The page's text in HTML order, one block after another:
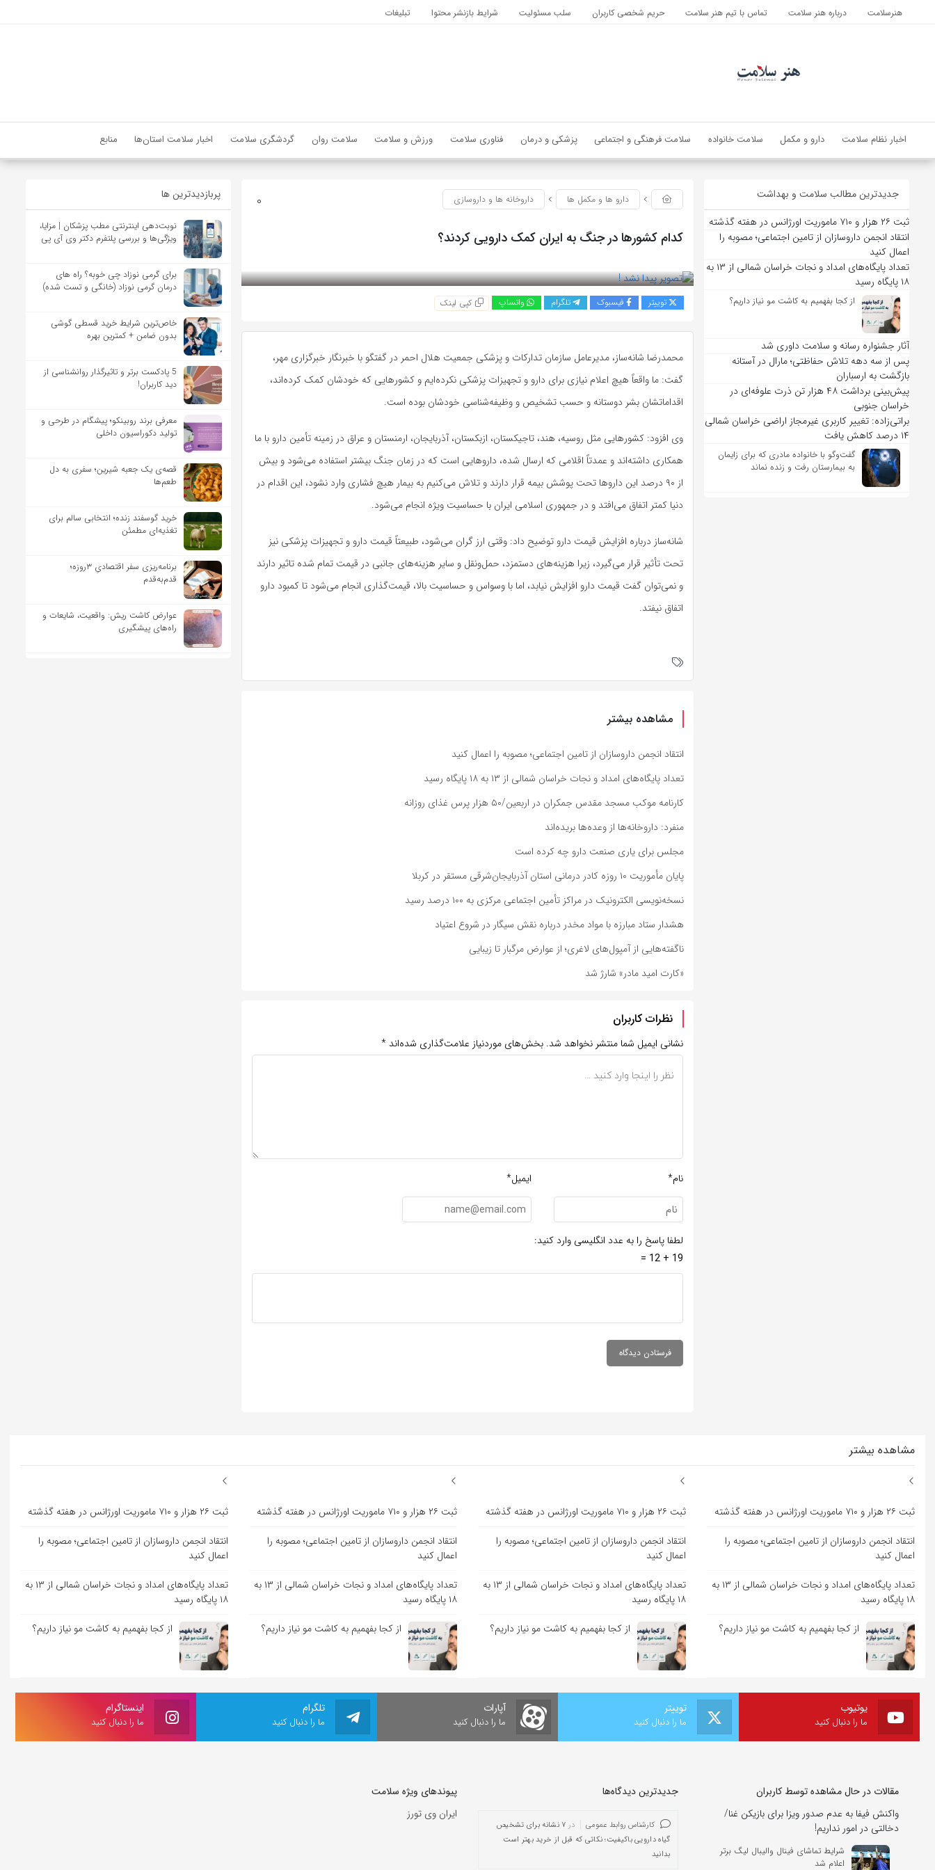
هنرسلامت درباره هنر سلامت تماس با تیم هنر سلامت حریم شخصی کاربران سلب مسئولیت شرایط بازنشر محتوا تبلیغات
اخبار نظام سلامت دارو و مکمل سلامت خانواده سلامت فرهنگی و اجتماعی پزشکی و درمان فناوری سلامت ورزش و سلامت سلامت روان گردشگری سلامت اخبار سلامت استان‌ها منابع
جدیدترین مطالب سلامت و بهداشت
ثبت ۲۶ هزار و ۷۱۰ ماموریت اورژانس در هفته گذشته
انتقاد انجمن داروسازان از تامین اجتماعی؛ مصوبه را
اعمال کنید
تعداد پایگاه‌های امداد و نجات خراسان شمالی از ۱۳ به
۱۸ پایگاه رسید
از کجا بفهمیم به کاشت مو نیاز داریم؟
آثار جشنواره رسانه و سلامت داوری شد
پس از سه دهه تلاش حفاظتی؛ مارال در آستانه
بازگشت به ارسباران
پیش‌بینی برداشت ۴۸ هزار تن ذرت علوفه‌ای در
خراسان جنوبی
براتی‌زاده: تغییر کاربری غیرمجاز اراضی خراسان شمالی
۱۴ درصد کاهش یافت
گفت‌وگو با خانواده مادری که برای زایمان
به بیمارستان رفت و زنده نماند
0 دارو ها و مکمل ها داروخانه ها و داروسازی
کدام کشورها در جنگ به ایران کمک دارویی کردند؟
توییتر فیسبوک تلگرام واتساپ کپی لینک
محمدرضا شانه‌ساز، مدیرعامل سازمان تدارکات و پزشکی جمعیت هلال احمر در گفتگو با خبرنگار خبرگزاری مهر،
گفت: ما واقعاً هیچ اعلام نیازی برای دارو و تجهیزات پزشکی نکرده‌ایم و کشورهایی که خودشان کمک کرده‌اند،
اقداماتشان بشر دوستانه و حسب تشخیص و وظیفه‌شناسی خودشان بوده است.
وی افزود: کشورهایی مثل روسیه، هند، تاجیکستان، ازبکستان، آذربایجان، ارمنستان و عراق در زمینه تأمین دارو با ما
همکاری داشته‌اند و عمدتاً اقلامی که ارسال شده، داروهایی است که در زمان جنگ بیشتر استفاده می‌شود و بیش
از ۹۰ درصد این داروها تحت پوشش بیمه قرار دارند و تلاش می‌کنیم به بیمار هیچ فشاری وارد نشود، این اقدام در
دنیا کمتر اتفاق می‌افتد و در جمهوری اسلامی ایران با حساسیت ویژه انجام می‌شود.
شانه‌ساز درباره افزایش قیمت دارو توضیح داد: وقتی ارز گران می‌شود، طبیعتاً قیمت دارو و تجهیزات پزشکی نیز
تحت تأثیر قرار می‌گیرد، زیرا هزینه‌های دستمزد، حمل‌ونقل و سایر هزینه‌های جانبی در قیمت تمام شده تاثیر دارند
و نمی‌توان گفت قیمت دارو افزایش نیابد، اما با وسواس و حساسیت بالا، قیمت‌گذاری انجام می‌شود تا کمبود دارو
اتفاق نیفتد.
مشاهده بیشتر
انتقاد انجمن داروسازان از تامین اجتماعی؛ مصوبه را اعمال کنید
تعداد پایگاه‌های امداد و نجات خراسان شمالی از ۱۳ به ۱۸ پایگاه رسید
کارنامه موکب مسجد مقدس جمکران در اربعین/۵۰ هزار پرس غذای روزانه
منفرد: داروخانه‌ها از وعده‌ها بریده‌اند
مجلس برای یاری صنعت دارو چه کرده است
پایان مأموریت ۱۰ روزه کادر درمانی استان آذربایجان‌شرقی مستقر در کربلا
نسخه‌نویسی الکترونیک در مراکز تأمین اجتماعی مرکزی به ۱۰۰ درصد رسید
هشدار ستاد مبارزه با مواد مخدر درباره نقش سیگار در شروع اعتیاد
ناگفته‌هایی از آمپول‌های لاغری؛ از عوارض مرگبار تا زیبایی
«کارت امید مادر» شارژ شد
نظرات کاربران
نشانی ایمیل شما منتشر نخواهد شد. بخش‌های موردنیاز علامت‌گذاری شده‌اند *
نام* ایمیل*
لطفا پاسخ را به عدد انگلیسی وارد کنید:
19 + 12 =
پربازدیدترین ها
نوبت‌دهی اینترنتی مطب پزشکان | مزایا،
ویژگی‌ها و بررسی پلتفرم دکتر وی آی پی
برای گرمی نوزاد چی خوبه؟ راه های
درمان گرمی نوزاد (خانگی و تست شده)
خاص‌ترین شرایط خرید قسطی گوشی
بدون ضامن + کمترین بهره
5 پادکست برتر و تاثیرگذار روانشناسی از
دید کاربران!
معرفی برند روبینکو؛ پیشگام در طرحی و
تولید دکوراسیون داخلی
قصه‌ی یک جعبه شیرین؛ سفری به دل
طعم‌ها
خرید گوسفند زنده؛ انتخابی سالم برای
تغذیه‌ای مطمئن
برنامه‌ریزی سفر اقتصادیِ ۳روزه؛
قدم‌به‌قدم
عوارض کاشت ریش: واقعیت، شایعات و
راه‌های پیشگیری
مشاهده بیشتر
ثبت ۲۶ هزار و ۷۱۰ ماموریت اورژانس در هفته گذشته
انتقاد انجمن داروسازان از تامین اجتماعی؛ مصوبه را
اعمال کنید
تعداد پایگاه‌های امداد و نجات خراسان شمالی از ۱۳ به
۱۸ پایگاه رسید
از کجا بفهمیم به کاشت مو نیاز داریم؟
ثبت ۲۶ هزار و ۷۱۰ ماموریت اورژانس در هفته گذشته
انتقاد انجمن داروسازان از تامین اجتماعی؛ مصوبه را
اعمال کنید
تعداد پایگاه‌های امداد و نجات خراسان شمالی از ۱۳ به
۱۸ پایگاه رسید
از کجا بفهمیم به کاشت مو نیاز داریم؟
ثبت ۲۶ هزار و ۷۱۰ ماموریت اورژانس در هفته گذشته
انتقاد انجمن داروسازان از تامین اجتماعی؛ مصوبه را
اعمال کنید
تعداد پایگاه‌های امداد و نجات خراسان شمالی از ۱۳ به
۱۸ پایگاه رسید
از کجا بفهمیم به کاشت مو نیاز داریم؟
ثبت ۲۶ هزار و ۷۱۰ ماموریت اورژانس در هفته گذشته
انتقاد انجمن داروسازان از تامین اجتماعی؛ مصوبه را
اعمال کنید
تعداد پایگاه‌های امداد و نجات خراسان شمالی از ۱۳ به
۱۸ پایگاه رسید
از کجا بفهمیم به کاشت مو نیاز داریم؟
اینستاگرام
ما را دنبال کنید
تلگرام
ما را دنبال کنید
آپارات
ما را دنبال کنید
توییتر
ما را دنبال کنید
یوتیوب
ما را دنبال کنید
مقالات در حال مشاهده توسط کاربران
واکنش فیفا به عدم صدور ویزا برای بازیکن غنا/
دخالتی در امور نداریم!
شرایط تماشای فینال والیبال لیگ برتر
اعلام شد
جدیدترین دیدگاه‌‌ها
کارشناس روابط عمومی در
۷ نشانه برای تشخیص
گیاه دارویی باکیفیت؛ نکاتی که قبل از خرید بهتر است
بدانید
پیوندهای ویژه سلامت
ایران وی تورز